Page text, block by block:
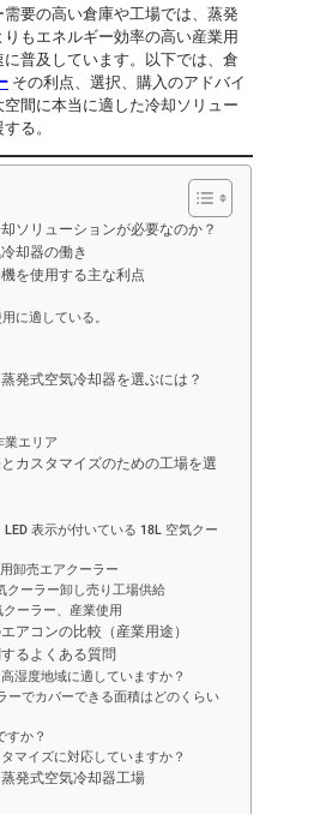
要の高い倉庫や工場では、蒸発
もエネルギー効率の高い産業用
普及しています。以下では、倉
その利点、選択、購入のアドバイ
間に本当に適した冷却ソリュー
る。
ソリューションが必要なのか？
却器の働き
を使用する主な利点
に適している。
発式空気冷却器を選ぶには？
業エリア
カスタマイズのための工場を選
表示が付いている 18L 空気クー
卸売エアクーラー
クーラー卸し売り工場供給
ーラー、産業使用
アコンの比較（産業用途）
るよくある質問
湿度地域に適していますか？
ーでカバーできる面積はどのくらい
すか？
マイズに対応していますか？
発式空気冷却器工場